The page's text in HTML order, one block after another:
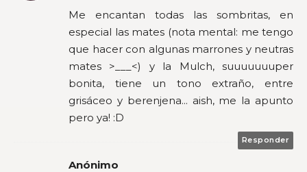
Me encantan todas las sombritas, en
especial las mates (nota mental: me tengo
que hacer con algunas marrones y neutras
mates >___<) y la Mulch, suuuuuuuper
bonita, tiene un tono extraño, entre
grisáceo y berenjena... aish, me la apunto
pero ya! :D
Responder
Anónimo